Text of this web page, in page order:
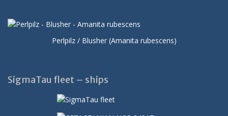
Perlpilz / Blusher (Amanita rubescens)
SigmaTau fleet – ships